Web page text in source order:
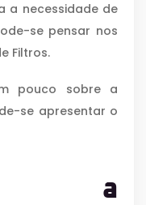
a necessidade de
se pensar nos
Filtros.
pouco sobre a
se apresentar o
a